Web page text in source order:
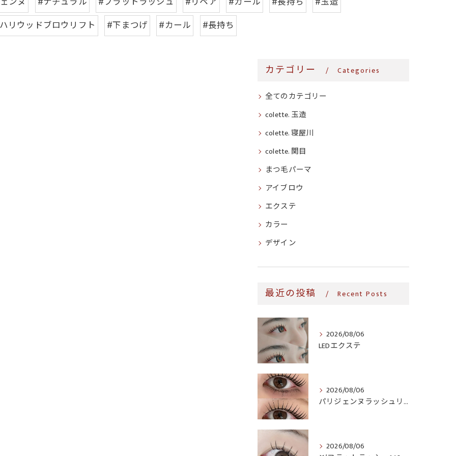
リウッドブロウリフト
#下まつげ #カール #長持ち
カテゴリー Categories
全てのカテゴリー
colette. 玉造
colette. 寝屋川
colette. 関目
まつ毛パーマ
アイブロウ
エクステ
カラー
デザイン
最近の投稿 Recent Posts
2026/08/06
LEDエクステ
2026/08/06
パリジェンヌラッシュリフト♪
2026/08/06